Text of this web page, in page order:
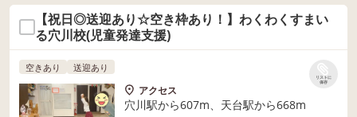
【祝日◎送迎あり☆空き枠あり！】わくわくすまい
る穴川校(児童発達支援)
リストに
保存
空きあり 送迎あり
アクセス
穴川駅から607m、天台駅から668m